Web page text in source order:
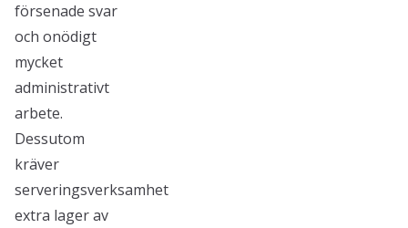
försenade svar
och onödigt
mycket
administrativt
arbete.
Dessutom
kräver
serveringsverksamhet
extra lager av